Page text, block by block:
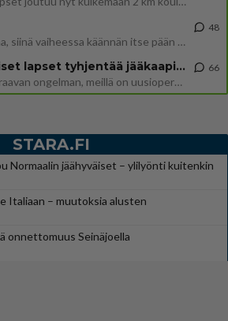
Mutta mies vain tuijottaa, siinä vaiheessa käännän itse pään pois. Mikä juttu? Yleensä jos joku tuijottaa tai katsoo, hä
48
Uusioperheen aikuiset lapset tyhjentää jääkaapin käydessään
Miten selvittäisitte seuraavan ongelman, meillä on uusioperhe, minulla teini-ikäiset lapset ja puolisolla aikuiset, jotk
66
STARA.FI
Normaalin jäähyväiset – ylilyönti kuitenkin
Italiaan – muutoksia alusten
onnettomuus Seinäjoella